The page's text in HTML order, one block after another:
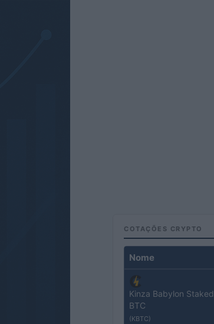
COTAÇÕES CRYPTO
Nome
Kinza Babylon Staked
BTC
(KBTC)